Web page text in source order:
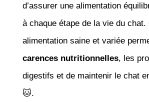
d’assurer une alimentation
à chaque étape de la vie du chat.
alimentation saine et variée
carences nutritionnelles, les
digestifs et de maintenir le chat
🐱.